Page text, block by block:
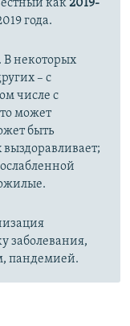
как2019-
года.
. В некоторых
– с
числе с
может
быть
заболевания,
пандемией.